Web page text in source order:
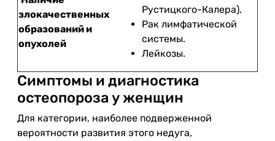
злокачественных
образований и
опухолей
Рустицкого-Калера).
Рак лимфатической
системы.
Лейкозы.
Симптомы и диагностика
остеопороза у женщин
Для категории, наиболее подверженной
вероятности развития этого недуга,